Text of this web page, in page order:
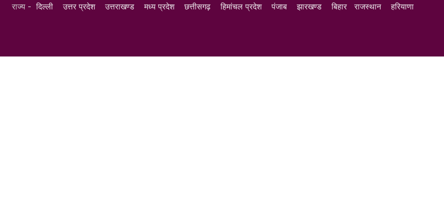
राज्य -दिल्ली उत्तर प्रदेश उत्तराखण्ड मध्य प्रदेश छत्तीसगढ़ हिमांचल प्रदेश पंजाब झारखण्ड बिहार राजस्थान हरियाणा